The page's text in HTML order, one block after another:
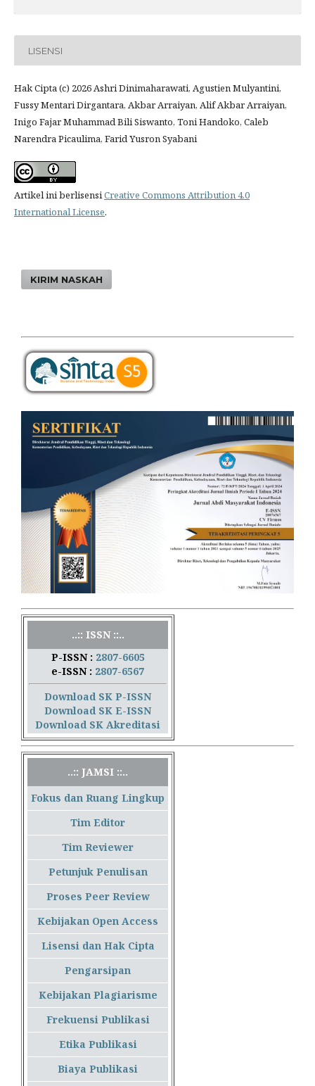
LISENSI
Hak Cipta (c) 2026 Ashri Dinimaharawati, Agustien Mulyantini,
Fussy Mentari Dirgantara, Akbar Arraiyan, Alif Akbar Arraiyan,
Inigo Fajar Muhammad Bili Siswanto, Toni Handoko, Caleb
Narendra Picaulima, Farid Yusron Syabani
Artikel ini berlisensiCreative Commons Attribution 4.0
International License.
KIRIM NASKAH
..:: ISSN ::..
P-ISSN : 2807-6605
e-ISSN : 2807-6567
Download SK P-ISSN
Download SK E-ISSN
Download SK Akreditasi
..:: JAMSI ::..
Fokus dan Ruang Lingkup
Tim Editor
Tim Reviewer
Petunjuk Penulisan
Proses Peer Review
Kebijakan Open Access
Lisensi dan Hak Cipta
Pengarsipan
Kebijakan Plagiarisme
Frekuensi Publikasi
Etika Publikasi
Biaya Publikasi